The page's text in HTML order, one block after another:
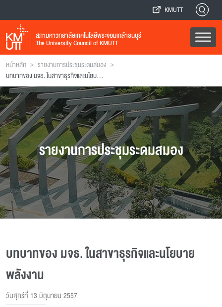
KMUTT
สภามหาวิทยาลัยเทคโนโลยีพระจอมเกล้าธนบุรี
The University Council of KMUTT
หน้าหลัก > รายงานการประชุมระดมสมอง >
บทบาทของ มจธ. ในสาขาธุรกิจและนโยบายพลังงาน
รายงานการประชุมระดมสมอง
บทบาทของ มจธ. ในสาขาธุรกิจและนโยบาย
พลังงาน
วันศุกร์ที่ 13 มิถุนายน 2557